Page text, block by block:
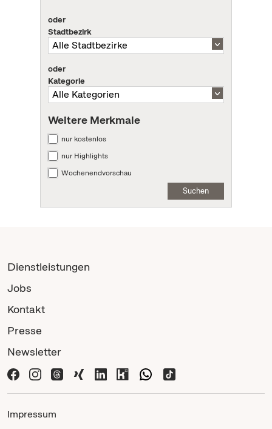
oder
Stadtbezirk
oder
Kategorie
Weitere Merkmale
nur kostenlos
nur Highlights
Wochenendvorschau
Suchen
Dienstleistungen
Jobs
Kontakt
Presse
Newsletter
Impressum